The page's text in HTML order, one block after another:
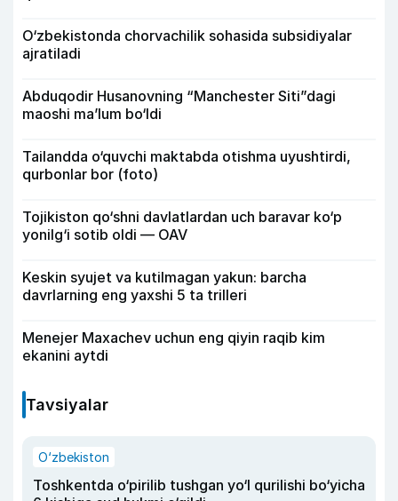
O‘zbekistonda chorvachilik sohasida subsidiyalar
ajratiladi
Abduqodir Husanovning “Manchester Siti”dagi
maoshi ma’lum bo‘ldi
Tailandda o‘quvchi maktabda otishma uyushtirdi,
qurbonlar bor (foto)
Tojikiston qo‘shni davlatlardan uch baravar ko‘p
yonilg‘i sotib oldi — OAV
Keskin syujet va kutilmagan yakun: barcha
davrlarning eng yaxshi 5 ta trilleri
Menejer Maxachev uchun eng qiyin raqib kim
ekanini aytdi
Tavsiyalar
O‘zbekiston
Toshkentda o‘pirilib tushgan yo‘l qurilishi bo‘yicha